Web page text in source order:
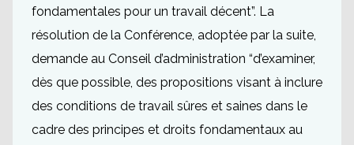
fondamentales pour un travail décent”. La
résolution de la Conférence, adoptée par la suite,
demande au Conseil d’administration “d’examiner,
dès que possible, des propositions visant à inclure
des conditions de travail sûres et saines dans le
cadre des principes et droits fondamentaux au